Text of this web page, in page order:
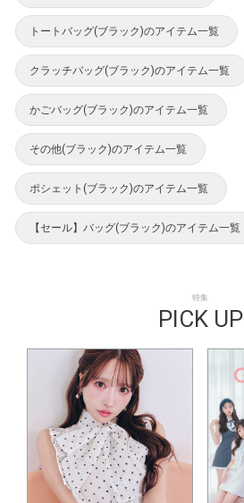
トートバッグ(ブラック)のアイテム一覧
クラッチバッグ(ブラック)のアイテム一覧
かごバッグ(ブラック)のアイテム一覧
その他(ブラック)のアイテム一覧
ポシェット(ブラック)のアイテム一覧
【セール】バッグ(ブラック)のアイテム一覧
特集
PICK UP